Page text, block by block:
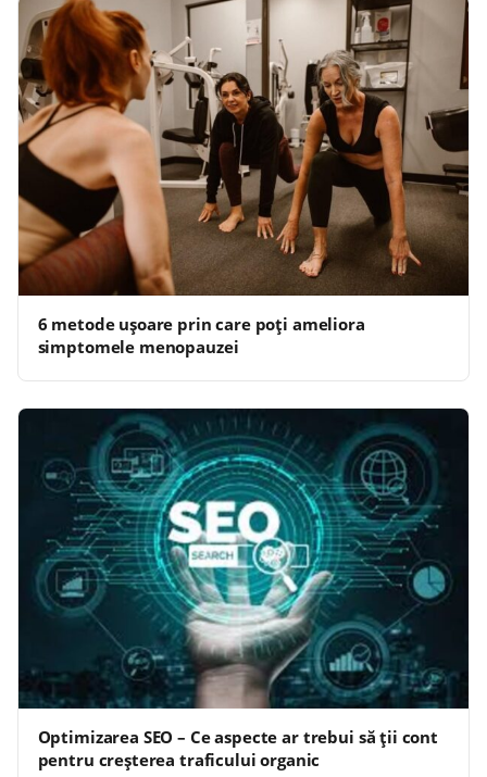
6 metode ușoare prin care poți ameliora
simptomele menopauzei
Optimizarea SEO – Ce aspecte ar trebui să ții cont
pentru creșterea traficului organic